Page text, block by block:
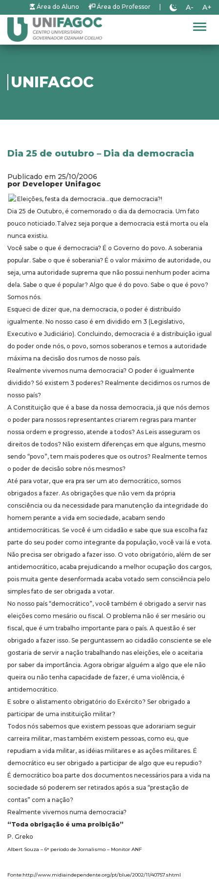
Área do Aluno Área do Professor A- A+
UNIFAGOC
Dia 25 de outubro – Dia da democracia
Publicado em 25/10/2006
por Developer Unifagoc
Eleições, festa da democracia…que democracia?!
Dia 25 de Outubro, é comemorado o dia da democracia. Um fato
pouco noticiado.Talvez seja porque a democracia está morta ou ela
nunca existiu.
Você sabe o que é democracia? É o Governo do povo. A soberania
popular. Sabe o que é soberania? É o valor máximo de autoridade, ou
seja, uma autoridade suprema que não possui nenhum poder acima
dela. Sabe o que é popular? Algo que é do povo. Sabe o que é povo?
Somos nós.
Esqueci de dizer que, na democracia, o poder é distribuído
igualmente. No nosso caso é em dividido em 3 (Legislativo,
Executivo e Judiciário). Concluindo, democracia é a distribuição igual
do poder onde nós, o povo, somos soberanos e temos a autoridade
máxima na decisão dos rumos de nosso país.
Realmente vivemos numa democracia? O poder é igualmente
dividido? Só existem 3 poderes? Realmente decidimos os rumos de
nosso país?
A Constituição que é a base da nossa democracia, já que nós demos
o poder para nossos representantes criarem regras para manter
nossa ordem e progresso, atende a todos? As Leis asseguram os
direitos de todos? Não existem diferenças em que alguns, mesmo
sendo “povo”, tem mais poderes que os outros? Realmente temos
o poder de decisão sobre nós mesmos?
Até para votar, que era pra ser um ato democrático, somos
obrigados a fazer. As obrigações que não vem da própria
consciência ou da necessidade para manutenção da integridade do
homem perante a vida em sociedade, acabam sendo
antidemocráticas. Se você é um cidadão e sabe que sua escolha faz
parte do seu poder como integrante da população, você vai lá e vota.
Não precisa ser obrigado a fazer isso. O voto obrigatório, além de ser
antidemocrático, acaba prejudicando a melhor ocupação dos cargos,
pois muita gente desenformada acaba votado sem consciência pelo
simples fato de ser obrigada a votar.
No nosso país “democrático”, você também é obrigado a servir nas
eleições como mesário ou fiscal. O problema não é ser mesário ou
fiscal, que é um trabalho importante para o país. A questão é ser
obrigado a fazer isso. Se perguntassem ao cidadão consciente se ele
gostaria de servir a nação trabalhando nas eleições, ele o aceitaria
por saber da importância. Agora obrigar alguém a algo que ele não
queira ou não tenha capacidade de fazer, é uma violência, é
antidemocrático.
E sobre o alistamento obrigatório do Exército? Ser obrigado a
participar de uma instituição militar?
Todos nós sabemos que existem pessoas que adorariam seguir
carreira militar, mas também existem pessoas, como eu, que
repudiam a vida militar, as idéias militares e as ações militares. É
democrático eu ser obrigado a participar de algo que eu repudio?
É democrático boa parte dos documentos necessários para a vida na
sociedade só poderem ser retirados após a sua “prestação de
contas” com a nação?
Realmente vivemos numa democracia?
“Toda obrigação é uma proibição”
P. Greko
Albert Souza – 6° período de Jornalismo – Monitor ANF
Fonte:http://www.midiaindependente.org/pt/blue/2002/11/40757.shtml